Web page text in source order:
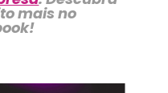
mais no